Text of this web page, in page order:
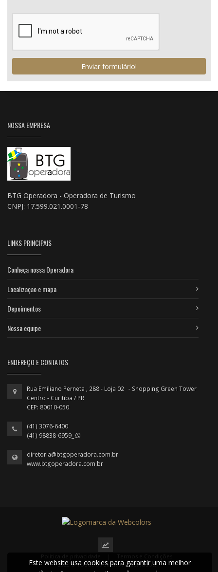
Enviar formulário!
NOSSA EMPRESA
BTG Operadora - Operadora de Turismo
CNPJ: 17.599.021.0001-78
LINKS PRINCIPAIS
Conheça nossa Operadora
Localização e mapa
Depoimentos
Nossa equipe
ENDEREÇO E CONTATOS
Rua Emiliano Perneta , 288 - Loja 02 - Shopping Green Tower
Centro - Curitiba / PR
CEP: 80010-050
(41) 3076-6400
(41) 98838-6959_
diretoria@btgoperadora.com.br
www.btgoperadora.com.br
2022 © Todos os direitos reservados.
Este website usa cookies para garantir uma melhor